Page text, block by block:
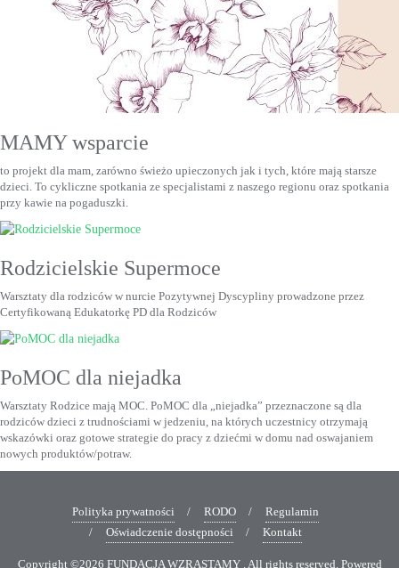
MAMY wsparcie
to projekt dla mam, zarówno świeżo upieczonych jak i tych, które mają starsze
dzieci. To cykliczne spotkania ze specjalistami z naszego regionu oraz spotkania
przy kawie na pogaduszki.
Rodzicielskie Supermoce
Warsztaty dla rodziców w nurcie Pozytywnej Dyscypliny prowadzone przez
Certyfikowaną Edukatorkę PD dla Rodziców
PoMOC dla niejadka
Warsztaty Rodzice mają MOC. PoMOC dla „niejadka” przeznaczone są dla
rodziców dzieci z trudnościami w jedzeniu, na których uczestnicy otrzymają
wskazówki oraz gotowe strategie do pracy z dziećmi w domu nad oswajaniem
nowych produktów/potraw.
Polityka prywatności RODO
Regulamin
Oświadczenie dostępności
Kontakt
Copyright ©2026 FUNDACJA WZRASTAMY . All rights reserved. Powered